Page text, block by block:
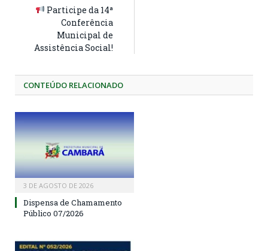
Participe da 14ª
Conferência
Municipal de
Assistência Social!
CONTEÚDO RELACIONADO
3 DE AGOSTO DE 2026
Dispensa de Chamamento
Público 07/2026